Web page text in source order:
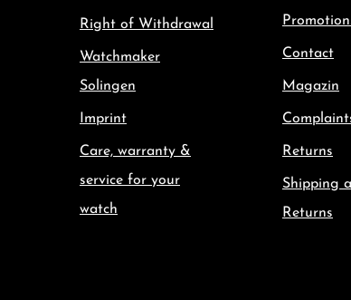
Right of Withdrawal
Watchmaker
Solingen
Imprint
Care, warranty &
service for your
watch
Contact
Magazin
Returns
Shipping
Returns